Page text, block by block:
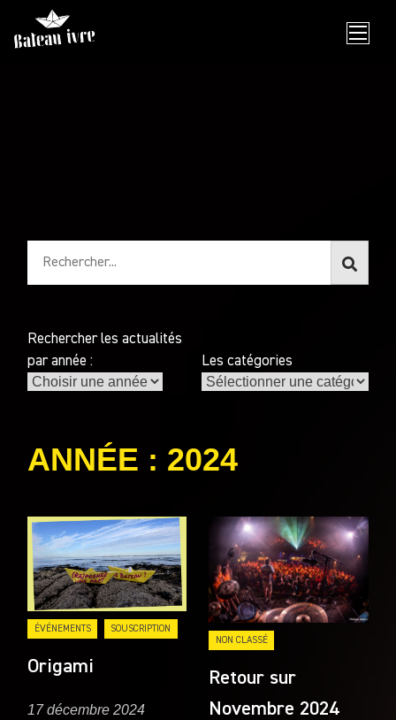
content
Rechercher les actualités
par année :
Les catégories
Les
ANNÉE : 2024
ÉVÉNEMENTS SOUSCRIPTION
Origami
17 décembre 2024
NON CLASSÉ
Retour sur
Novembre 2024